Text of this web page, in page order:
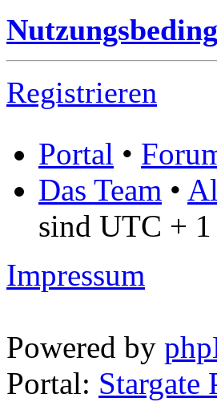
Registrieren
Portal •
Das Team •
sind UTC +
Impressum
Powered by
Portal: Stargate